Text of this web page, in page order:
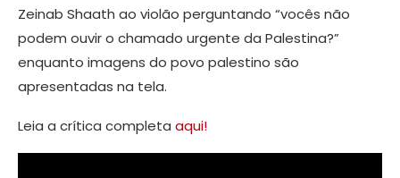
Zeinab Shaath ao violão perguntando “vocês não
podem ouvir o chamado urgente da Palestina?”
enquanto imagens do povo palestino são
apresentadas na tela.
Leia a crítica completa aqui!